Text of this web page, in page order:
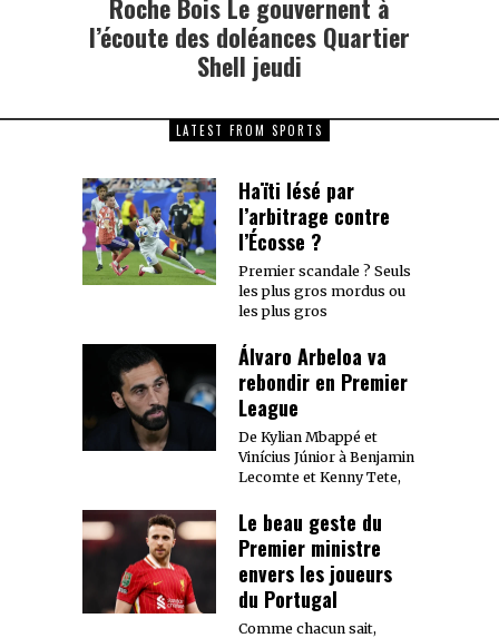
post:
Roche Bois Le gouvernent à
l’écoute des doléances Quartier
Shell jeudi
LATEST FROM SPORTS
Haïti lésé par
l’arbitrage contre
l’Écosse ?
Premier scandale ? Seuls
les plus gros mordus ou
les plus gros
Álvaro Arbeloa va
rebondir en Premier
League
De Kylian Mbappé et
Vinícius Júnior à Benjamin
Lecomte et Kenny Tete,
Le beau geste du
Premier ministre
envers les joueurs
du Portugal
Comme chacun sait,